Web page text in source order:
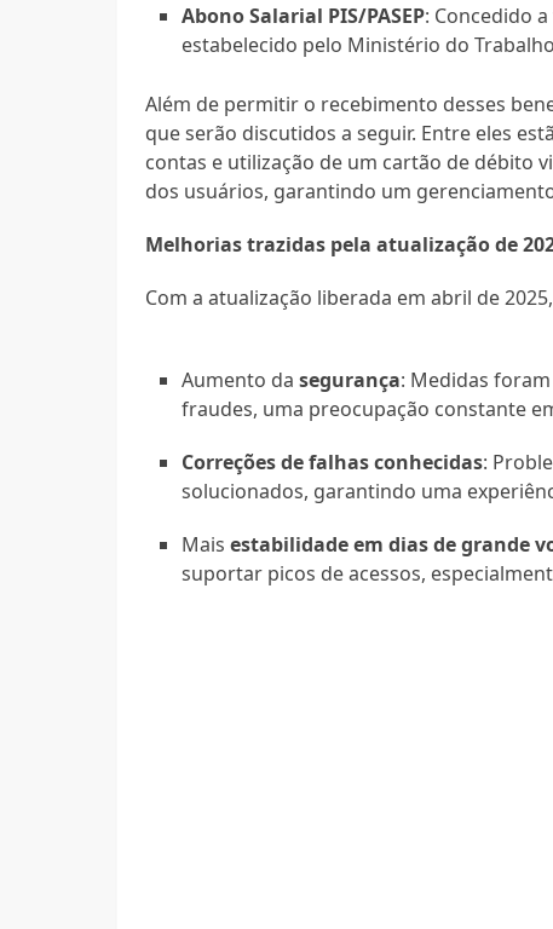
Abono Salarial PIS/PASEP: Concedido
estabelecido pelo Ministério do
Além de permitir o recebimento desses
que serão discutidos a seguir. Entre eles
contas e utilização de um cartão de débito
dos usuários, garantindo um
Melhorias trazidas pela atualização de
Com a atualização liberada em abril de
Aumento dasegurança: Medidas
fraudes, uma preocupação constante
Correções de falhas conhecidas:
solucionados, garantindo uma
Maisestabilidade em dias de grande
suportar picos de acessos,